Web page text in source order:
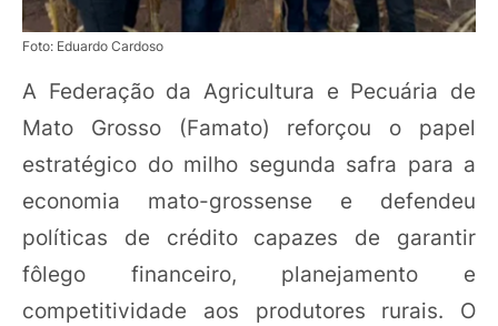
Foto: Eduardo Cardoso
A Federação da Agricultura e Pecuária de
Mato Grosso (Famato) reforçou o papel
estratégico do milho segunda safra para a
economia mato-grossense e defendeu
políticas de crédito capazes de garantir
fôlego financeiro, planejamento e
competitividade aos produtores rurais. O